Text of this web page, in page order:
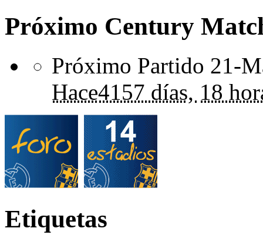
Próximo Century
Próximo Partido 21-
Hace4157 días, 18
Etiquetas